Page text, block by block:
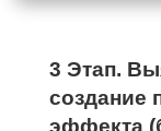
3 Этап.
создание
эффекта